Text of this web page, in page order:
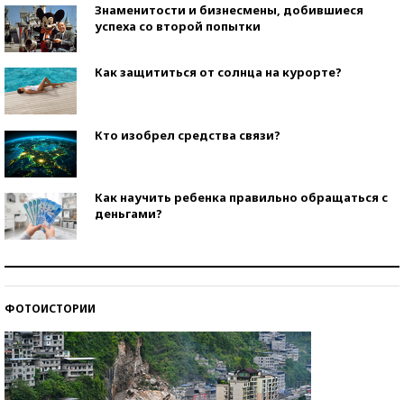
Знаменитости и бизнесмены, добившиеся
успеха со второй попытки
Как защититься от солнца на курорте?
Кто изобрел средства связи?
Как научить ребенка правильно обращаться с
деньгами?
ФОТОИСТОРИИ